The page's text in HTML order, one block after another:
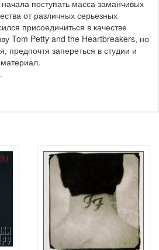
поступать масса заманчивых
от различных серьезных
присоединиться в качестве
Tom Petty and the Heartbreakers, но
предпочтя запереться в студии и